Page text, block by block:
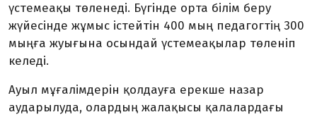
үстемеақы төленеді. Бүгінде орта білім беру
жүйесінде жұмыс істейтін 400 мың педагогтің 300
мыңға жуығына осындай үстемеақылар төленіп
келеді.
Ауыл мұғалімдерін қолдауға ерекше назар
аударылуда, олардың жалақысы қалалардағы